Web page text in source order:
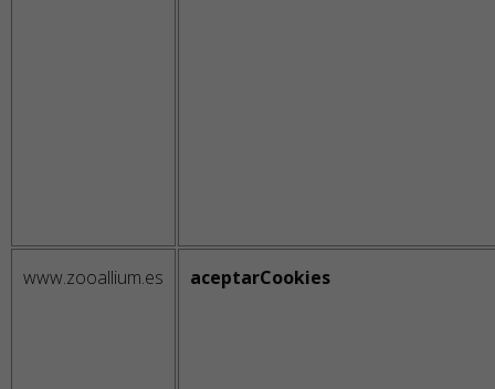
www.zooallium.es aceptarCookies